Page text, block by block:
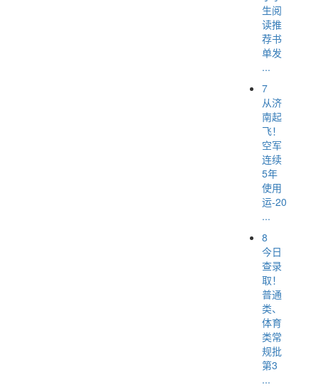
生阅
读推
荐书
单发
...
7
从济
南起
飞！
空军
连续
5年
使用
运-20
...
8
今日
查录
取！
普通
类、
体育
类常
规批
第3
...